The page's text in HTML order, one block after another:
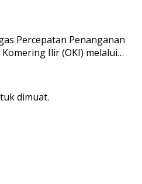
Percepatan Penanganan
Ilir (OKI) melalui…
dimuat.